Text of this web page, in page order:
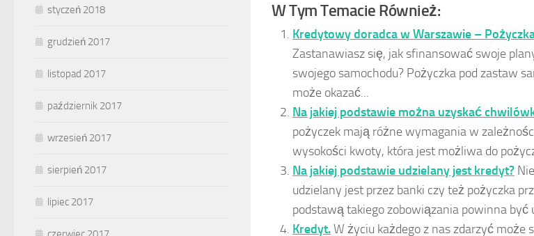
W Tym Temacie Również:
Kredytowy doradca w Warszawie –
Zastanawiasz się, jak sfinansować swoje
swojego samochodu? Pożyczka pod zastaw
może okazać...
Na jakiej podstawie można uzyskać
pożyczek mają różne wymagania w
wysokości kwoty, która jest możliwa do
Na jakiej podstawie udzielany jest kredyt?
udzielany jest przez banki czy też pożyczka
podstawą takiego zobowiązania powinna być
Kredyt.W życiu każdego z nas zdarzyć może
styczeń 2018
grudzień 2017
listopad 2017
październik 2017
wrzesień 2017
sierpień 2017
lipiec 2017